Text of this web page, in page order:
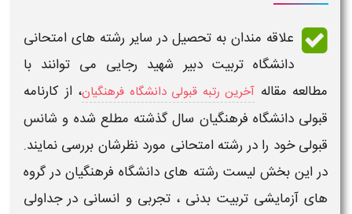
علاقه مندان به تحصیل در سایر رشته های امتحانی
دانشگاه تربیت دبیر شهید رجایی می توانند با
مطالعه مقاله آخرین رتبه قبولی دانشگاه فرهنگیان، از کارنامه
قبولی دانشگاه فرهنگیان سال گذشته مطلع شده و شانس
قبولیخود را در رشته امتحانی مورد نظرشان بررسی نمایند.
در این بخش لیست رشته های دانشگاه فرهنگیان در گروه
های آزمایشیتربیت بدنی ، تجربی و انسانی در جداولی